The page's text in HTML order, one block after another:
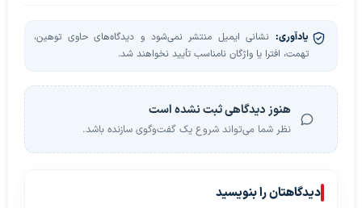
یادآوری: نشانی ایمیل منتشر نمی‌شود و دیدگاه‌های حاوی توهین،
تهمت، افترا یا واژگان نامناسب تأیید نخواهند شد.
هنوز دیدگاهی ثبت نشده است
نظر شما می‌تواند شروع یک گفت‌وگوی سازنده باشد.
دیدگاهتان را بنویسید